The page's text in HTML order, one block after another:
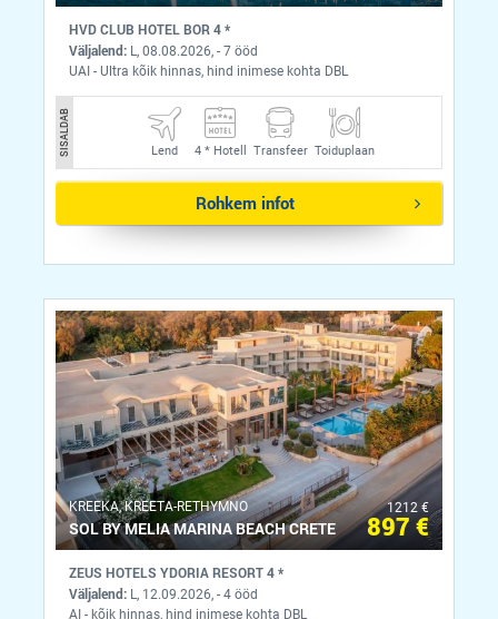
HVD CLUB HOTEL BOR 4 *
Väljalend: L, 08.08.2026, - 7 ööd
UAI - Ultra kõik hinnas, hind inimese kohta DBL
SISALDAB Lend 4 *Hotell Transfeer Toiduplaan
Rohkem infot
KREEKA, KREETA-RETHYMNO
SOL BY MELIA MARINA BEACH CRETE
1212 €
897 €
ZEUS HOTELS YDORIA RESORT 4 *
Väljalend: L, 12.09.2026, - 4 ööd
AI - kõik hinnas, hind inimese kohta DBL